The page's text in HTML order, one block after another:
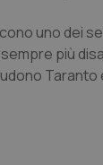
uno dei
più